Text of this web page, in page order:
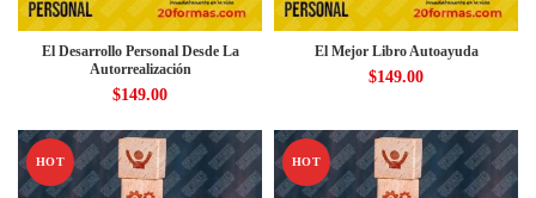
El Desarrollo Personal Desde La
Autorrealización
$149.00
El Mejor Libro Autoayuda
$149.00
HOT HOT